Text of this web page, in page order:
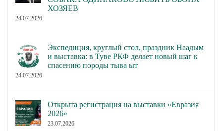
ХОЗЯЕВ
24.07.2026
Экспедиция, круглый стол, праздник Наадым
и выставка: в Туве РКФ делает новый шаг к
спасению породы тыва ыт
24.07.2026
Открыта регистрация на выставки «Евразия
2026»
23.07.2026